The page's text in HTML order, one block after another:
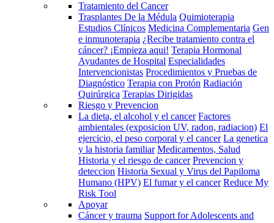
Tratamiento del Cancer
Trasplantes De la Médula Quimioterapia
Estudios Clínicos Medicina Complementaria Gen
e inmunoterapia ¿Recibe tratamiento contra el
cáncer? ¡Empieza aqui! Terapia Hormonal
Ayudantes de Hospital Especialidades
Intervencionistas Procedimientos y Pruebas de
Diagnóstico Terapia con Protón Radiación
Quirúrgica Terapias Dirigidas
Riesgo y Prevencion
La dieta, el alcohol y el cancer Factores
ambientales (exposicion UV, radon, radiacion) El
ejercicio, el peso corporal y el cancer La genetica
y la historia familiar Medicamentos, Salud
Historia y el riesgo de cancer Prevencion y
deteccion Historia Sexual y Virus del Papiloma
Humano (HPV) El fumar y el cancer Reduce My
Risk Tool
Apoyar
Cáncer y trauma Support for Adolescents and